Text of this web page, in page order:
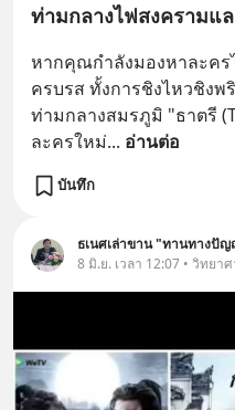
ท่ามกลางไฟสงครามแ
หากคุณกำลังมองหาละคร
ครบรส ทั้งการชิงไหวชิง
ท่ามกลางสมรภูมิ "ธาตรี
ละครใหม่... อ่านต่อ
บันทึก
ธเนศเล่าขาน "ทานทางปั
8 มิ.ย. เวลา 12:07 • วิทยา